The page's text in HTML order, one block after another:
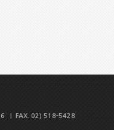
| FAX. 02) 518-5428